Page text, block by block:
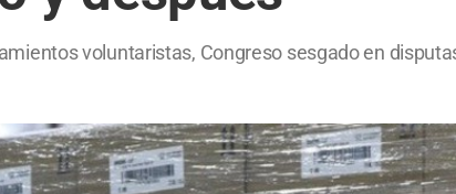
voluntaristas, Congreso sesgado en